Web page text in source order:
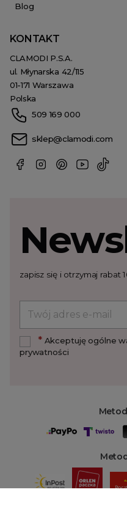
Blog
KONTAKT
CLAMODI P.S.A.
ul. Młynarska 42/115
01-171 Warszawa
Polska
509 169 000
sklep@clamodi.com
zapisz się i otrzymaj rabat
*Akceptuję ogólne
prywatności